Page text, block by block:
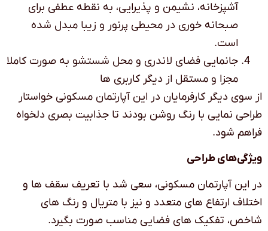
آشپزخانه، نشیمن و پذیرایی، به نقطه عطفی برای
صبحانه خوری در محیطی پرنور و زیبا مبدل شده
است.
جانمایی فضای لاندری و محل شستشو به صورت کاملا
مجزا و مستقل از دیگر کاربری ها
از سوی دیگر کارفرمایان در این آپارتمان مسکونی خواستار
طراحی نمایی با رنگ روشن بودند تا جذابیت بصری دلخواه
فراهم شود.
ویژگی‌های طراحی
در این آپارتمان مسکونی، سعی شد با تعریف سقف ها و
اختلاف ارتفاع های متعدد و نیز با متریال و رنگ های
شاخص، تفکیک های فضایی مناسب صورت بگیرد.